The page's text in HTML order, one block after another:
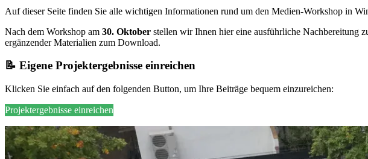
Auf die­ser Sei­te fin­den Sie alle wich­ti­gen In­for­ma­tio­nen rund um den Me­di­en-Work­shop in
Nach dem Work­shop am 30. Ok­to­ber stel­len wir Ih­nen hier eine aus­führ­li­che Nach­be­rei­tung
er­gän­zen­der Ma­te­ria­li­en zum Down­load.
📝 Ei­ge­ne Pro­jekt­er­geb­nis­se ein­rei­chen
Kli­cken Sie ein­fach auf den fol­gen­den But­ton, um Ihre Bei­trä­ge be­quem ein­zu­rei­chen:
Projektergebnisse einreichen